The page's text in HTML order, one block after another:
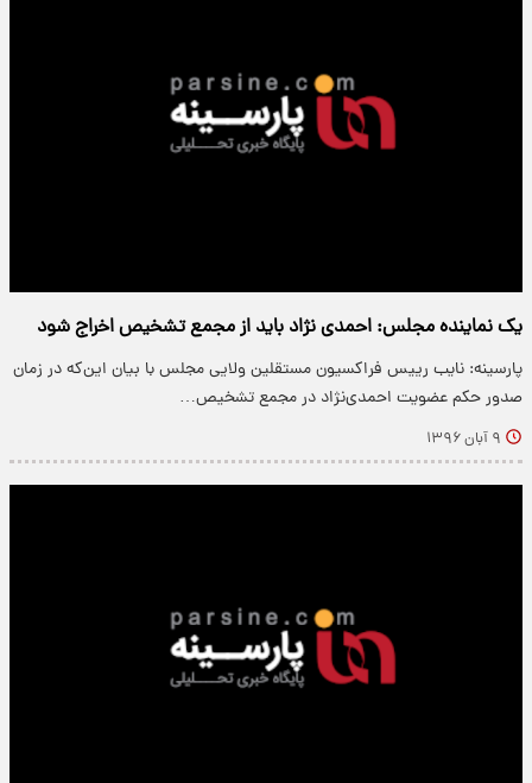
یک نماینده مجلس: احمدی نژاد باید از مجمع تشخیص اخراج شود
پارسینه: نایب رییس فراکسیون مستقلین ولایی مجلس با بیان این‌که در زمان
صدور حکم عضویت احمدی‌نژاد در مجمع تشخیص…
۹ آبان ۱۳۹۶